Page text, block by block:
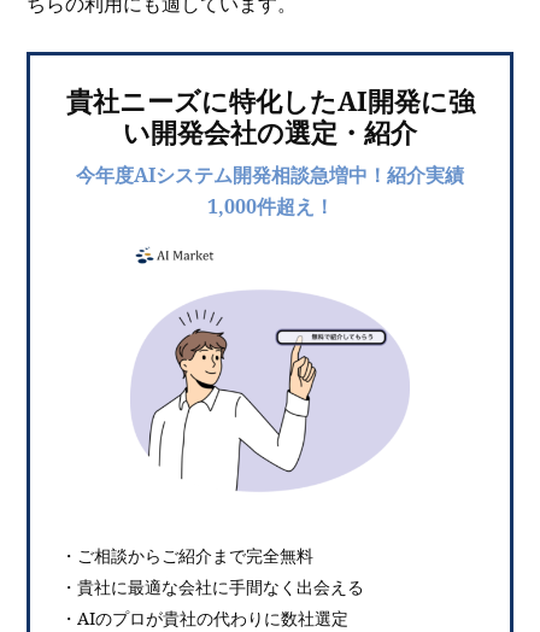
貴社ニーズに特化したAI開発に強
い開発会社の選定・紹介
今年度AIシステム開発相談急増中！紹介実績
1,000件超え！
・ご相談からご紹介まで完全無料
・貴社に最適な会社に手間なく出会える
・AIのプロが貴社の代わりに数社選定